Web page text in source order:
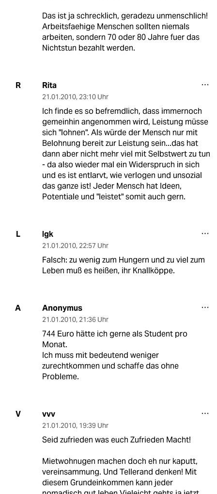
Das ist ja schrecklich, geradezu unmenschlich!
Arbeitsfaehige Menschen sollten niemals
arbeiten, sondern 70 oder 80 Jahre fuer das
Nichtstun bezahlt werden.
R Rita
21.01.2010, 23:10 Uhr
Ich finde es so befremdlich, dass immernoch
gemeinhin angenommen wird, Leistung müsse
sich "lohnen". Als würde der Mensch nur mit
Belohnung bereit zur Leistung sein...das hat
dann aber nicht mehr viel mit Selbstwert zu tun
- da also wieder mal ein Widerspruch in sich
und es ist entlarvt, wie verlogen und unsozial
das ganze ist! Jeder Mensch hat Ideen,
Potentiale und "leistet" somit auch gern.
L lgk
21.01.2010, 22:57 Uhr
Falsch: zu wenig zum Hungern und zu viel zum
Leben muß es heißen, ihr Knallköppe.
A Anonymus
21.01.2010, 21:36 Uhr
744 Euro hätte ich gerne als Student pro
Monat.
Ich muss mit bedeutend weniger
zurechtkommen und schaffe das ohne
Probleme.
V vvv
21.01.2010, 19:39 Uhr
Seid zufrieden was euch Zufrieden Macht!
Mietwohnugen machen doch eh nur kaputt,
vereinsammung. Und Tellerand denken! Mit
diesem Grundeinkommen kann jeder